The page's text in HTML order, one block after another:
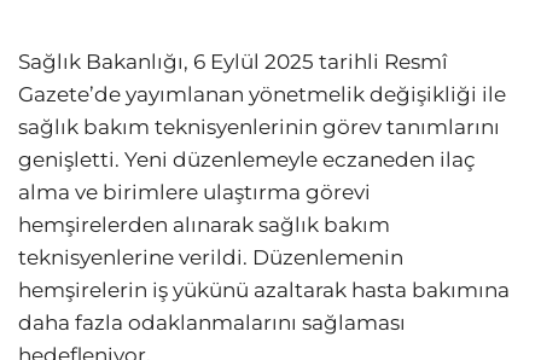
Sağlık Bakanlığı, 6 Eylül 2025 tarihli Resmî
Gazete’de yayımlanan yönetmelik değişikliği ile
sağlık bakım teknisyenlerinin görev tanımlarını
genişletti. Yeni düzenlemeyle eczaneden ilaç
alma ve birimlere ulaştırma görevi
hemşirelerden alınarak sağlık bakım
teknisyenlerine verildi. Düzenlemenin
hemşirelerin iş yükünü azaltarak hasta bakımına
daha fazla odaklanmalarını sağlaması
hedefleniyor.